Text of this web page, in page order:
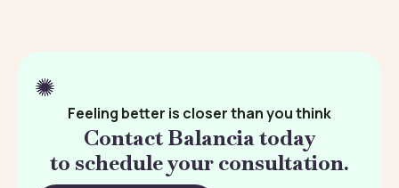
Feeling better is closer than you think
Contact Balancia today
to schedule your consultation.